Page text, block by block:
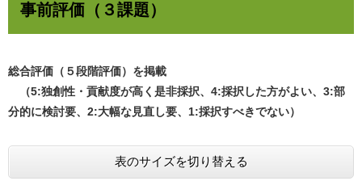
事前評価（３課題）
総合評価（５段階評価）を掲載
（5:独創性・貢献度が高く是非採択、4:採択した方がよい、3:部
分的に検討要、2:大幅な見直し要、1:採択すべきでない）
表のサイズを切り替える